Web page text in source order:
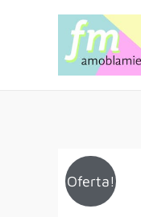
Oferta!